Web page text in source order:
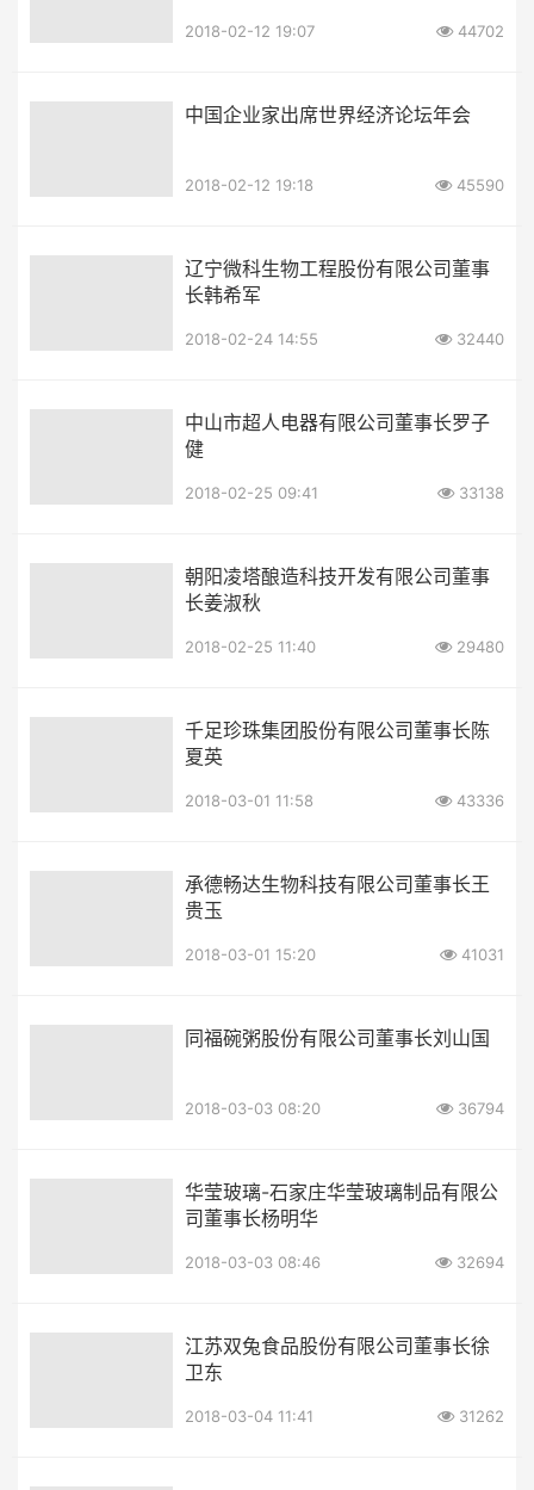
2018-02-12 19:07 44702
中国企业家出席世界经济论坛年会
2018-02-12 19:18 45590
辽宁微科生物工程股份有限公司董事
长韩希军
2018-02-24 14:55 32440
中山市超人电器有限公司董事长罗子
健
2018-02-25 09:41 33138
朝阳凌塔酿造科技开发有限公司董事
长姜淑秋
2018-02-25 11:40 29480
千足珍珠集团股份有限公司董事长陈
夏英
2018-03-01 11:58 43336
承德畅达生物科技有限公司董事长王
贵玉
2018-03-01 15:20 41031
同福碗粥股份有限公司董事长刘山国
2018-03-03 08:20 36794
华莹玻璃-石家庄华莹玻璃制品有限公
司董事长杨明华
2018-03-03 08:46 32694
江苏双兔食品股份有限公司董事长徐
卫东
2018-03-04 11:41 31262